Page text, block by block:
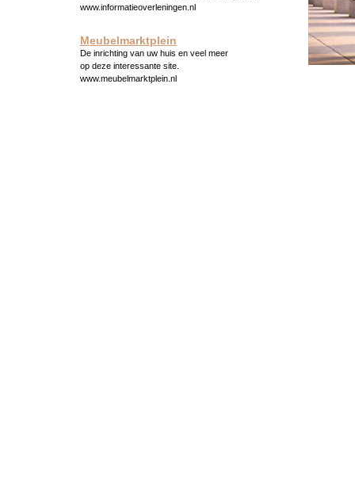
www.informatieoverleningen.nl
Meubelmarktplein
De inrichting van uw huis en veel meer
op deze interessante site.
www.meubelmarktplein.nl